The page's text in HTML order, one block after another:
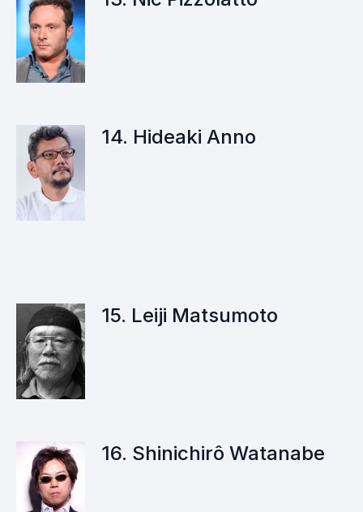
14. Hideaki Anno
15. Leiji Matsumoto
16. Shinichirô Watanabe